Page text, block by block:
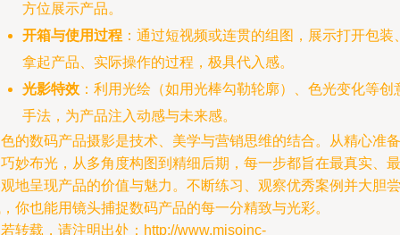
方位展示产品。
开箱与使用过程 ：通过短视频或连贯的组图，展示打开包装
拿起产品、实际操作的过程，极具代入感。
光影特效 ：利用光绘（如用光棒勾勒轮廓）、色光变化等创
手法，为产品注入动感与未来感。
的数码产品摄影是技术、美学与营销思维的结合。从精心准备
妙布光，从多角度构图到精细后期，每一步都旨在最真实、最
地呈现产品的价值与魅力。不断练习、观察优秀案例并大胆尝
你也能用镜头捕捉数码产品的每一分精致与光彩。
转载，请注明出处：http://www.misoinc-